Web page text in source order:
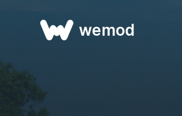
wemod